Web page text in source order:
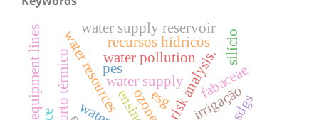
water supplyrisk analysis.
water pollution
water resourcesrecursos hídricos
irrigação
conforto térmico pes
esg
ensino
fabaceae
silício
sdgs
water supply reservoir
ozone